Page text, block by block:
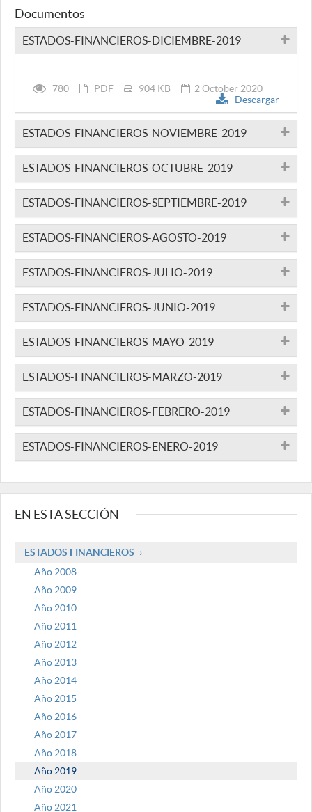
Documentos
ESTADOS-FINANCIEROS-DICIEMBRE-2019
780 PDF 904 KB
2 October 2020
Descargar
ESTADOS-FINANCIEROS-NOVIEMBRE-2019
ESTADOS-FINANCIEROS-OCTUBRE-2019
ESTADOS-FINANCIEROS-SEPTIEMBRE-2019
ESTADOS-FINANCIEROS-AGOSTO-2019
ESTADOS-FINANCIEROS-JULIO-2019
ESTADOS-FINANCIEROS-JUNIO-2019
ESTADOS-FINANCIEROS-MAYO-2019
ESTADOS-FINANCIEROS-MARZO-2019
ESTADOS-FINANCIEROS-FEBRERO-2019
ESTADOS-FINANCIEROS-ENERO-2019
EN ESTA SECCIÓN
ESTADOS FINANCIEROS
Año 2008
Año 2009
Año 2010
Año 2011
Año 2012
Año 2013
Año 2014
Año 2015
Año 2016
Año 2017
Año 2018
Año 2019
Año 2020
Año 2021